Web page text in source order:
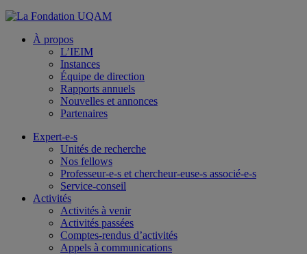
À propos
L’IEIM
Instances
Équipe de direction
Rapports annuels
Nouvelles et annonces
Partenaires
Expert-e-s
Unités de recherche
Nos fellows
Professeur-e-s et chercheur-euse-s associé-e-s
Service-conseil
Activités
Activités à venir
Activités passées
Comptes-rendus d’activités
Appels à communications